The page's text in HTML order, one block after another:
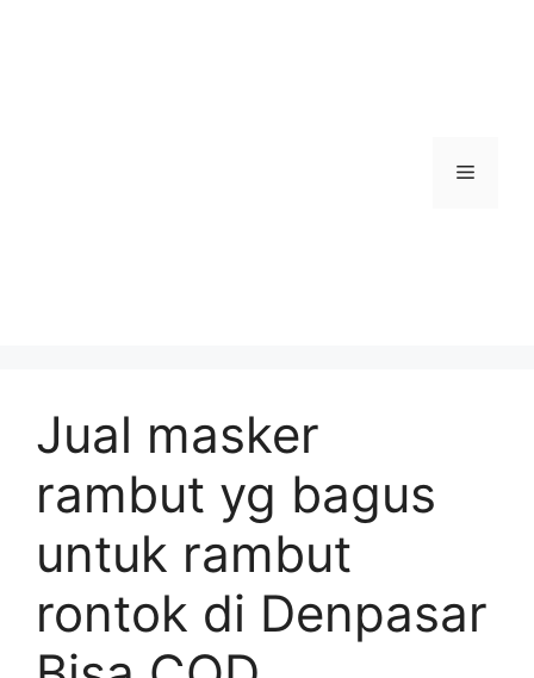
Menu
Jual masker
rambut yg bagus
untuk rambut
rontok di Denpasar